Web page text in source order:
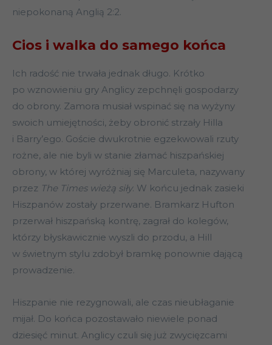
niepokonaną Anglią 2:2.
Cios i walka do samego końca
Ich radość nie trwała jednak długo. Krótko
po wznowieniu gry Anglicy zepchnęli gospodarzy
do obrony. Zamora musiał wspinać się na wyżyny
swoich umiejętności, żeby obronić strzały Hilla
i Barry’ego. Goście dwukrotnie egzekwowali rzuty
rożne, ale nie byli w stanie złamać hiszpańskiej
obrony, w której wyróżniaj się Marculeta, nazywany
przez The Times wieżą siły. W końcu jednak zasieki
Hiszpanów zostały przerwane. Bramkarz Hufton
przerwał hiszpańską kontrę, zagrał do kolegów,
którzy błyskawicznie wyszli do przodu, a Hill
w świetnym stylu zdobył bramkę ponownie dającą
prowadzenie.
Hiszpanie nie rezygnowali, ale czas nieubłaganie
mijał. Do końca pozostawało niewiele ponad
dziesięć minut. Anglicy czuli się już zwycięzcami